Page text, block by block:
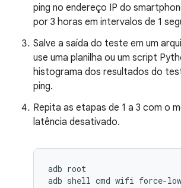
ping no endereço IP do
por 3 horas em intervalos de 1
Salve a saída do teste em um
use uma planilha ou um script
histograma dos resultados do
ping.
Repita as etapas de 1 a 3 com o
latência desativado.
adb root